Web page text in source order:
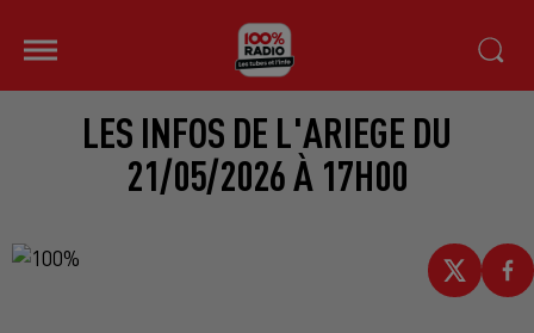
LES INFOS DE L'ARIEGE DU
21/05/2026 À 17H00